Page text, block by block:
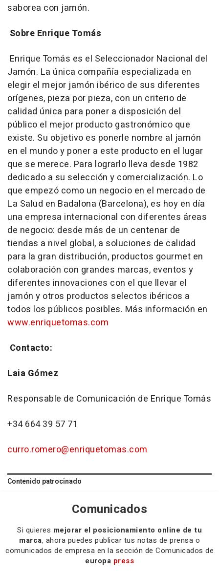
saborea con jamón.
Sobre Enrique Tomás
Enrique Tomás es el Seleccionador Nacional del
Jamón. La única compañía especializada en
elegir el mejor jamón ibérico de sus diferentes
orígenes, pieza por pieza, con un criterio de
calidad única para poner a disposición del
público el mejor producto gastronómico que
existe. Su objetivo es ponerle nombre al jamón
en el mundo y poner a este producto en el lugar
que se merece. Para lograrlo lleva desde 1982
dedicado a su selección y comercialización. Lo
que empezó como un negocio en el mercado de
La Salud en Badalona (Barcelona), es hoy en día
una empresa internacional con diferentes áreas
de negocio: desde más de un centenar de
tiendas a nivel global, a soluciones de calidad
para la gran distribución, productos gourmet en
colaboración con grandes marcas, eventos y
diferentes innovaciones con el que llevar el
jamón y otros productos selectos ibéricos a
todos los públicos posibles. Más información en
www.enriquetomas.com
Contacto:
Laia Gómez
Responsable de Comunicación de Enrique Tomás
+34 664 39 57 71
curro.romero@enriquetomas.com
Contenido patrocinado
Comunicados
Si quieres mejorar el posicionamiento online de tu
marca, ahora puedes publicar tus notas de prensa o
comunicados de empresa en la sección de Comunicados de
europa press